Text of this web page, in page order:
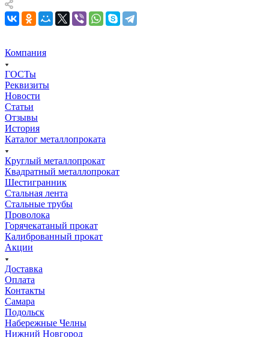
Компания
ГОСТы
Реквизиты
Новости
Статьи
Отзывы
История
Каталог металлопроката
Круглый металлопрокат
Квадратный металлопрокат
Шестигранник
Стальная лента
Стальные трубы
Проволока
Горячекатаный прокат
Калиброванный прокат
Акции
Доставка
Оплата
Контакты
Самара
Подольск
Набережные Челны
Нижний Новгород